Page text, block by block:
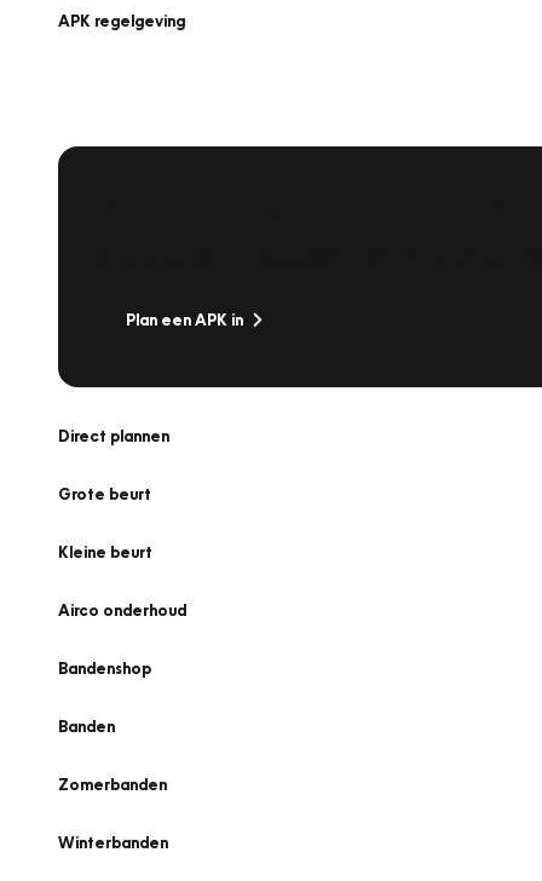
APK regelgeving
Plan een APK in
Direct plannen
Grote beurt
Kleine beurt
Airco onderhoud
Bandenshop
Banden
Zomerbanden
Winterbanden